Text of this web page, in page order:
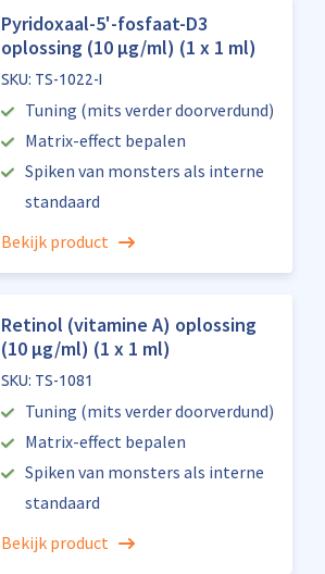
Pyridoxaal-5'-fosfaat-D3
oplossing (10 µg/ml) (1 x 1 ml)
SKU: TS-1022-I
Tuning (mits verder doorverdund)
Matrix-effect bepalen
Spiken van monsters als interne
standaard
Bekijk product
Retinol (vitamine A) oplossing
(10 µg/ml) (1 x 1 ml)
SKU: TS-1081
Tuning (mits verder doorverdund)
Matrix-effect bepalen
Spiken van monsters als interne
standaard
Bekijk product